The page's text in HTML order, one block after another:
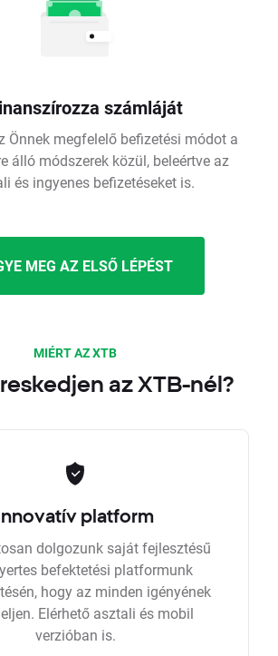
számláját
Önnek megfelelő befizetési módot a
álló módszerek közül, beleértve az
és ingyenes befizetéseket is.
MEG AZ ELSŐ LÉPÉST
MIÉRT AZ XTB
az XTB-nél?
platform
dolgozunk saját fejlesztésű
befektetési platformunk
hogy az minden igényének
Elérhető asztali és mobil
verzióban is.